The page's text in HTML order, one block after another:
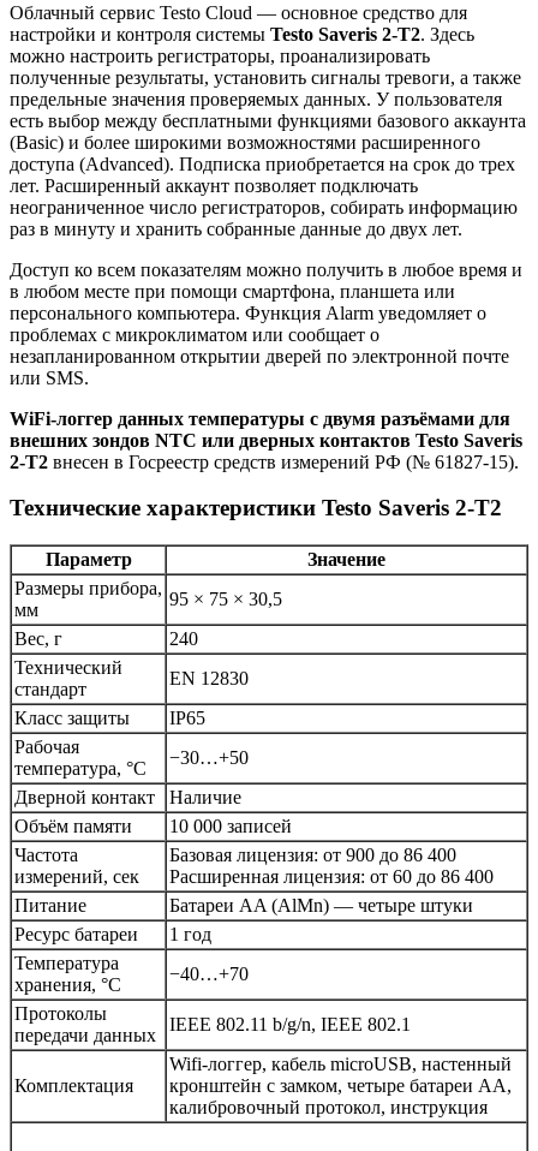
Облачный сервис Testo Cloud — основное средство для
настройки и контроля системы Testo Saveris 2-T2. Здесь
можно настроить регистраторы, проанализировать
полученные результаты, установить сигналы тревоги, а также
предельные значения проверяемых данных. У пользователя
есть выбор между бесплатными функциями базового аккаунта
(Basic) и более широкими возможностями расширенного
доступа (Advanced). Подписка приобретается на срок до трех
лет. Расширенный аккаунт позволяет подключать
неограниченное число регистраторов, собирать информацию
раз в минуту и хранить собранные данные до двух лет.
Доступ ко всем показателям можно получить в любое время и
в любом месте при помощи смартфона, планшета или
персонального компьютера. Функция Alarm уведомляет о
проблемах с микроклиматом или сообщает о
незапланированном открытии дверей по электронной почте
или SMS.
WiFi-логгер данных температуры c двумя разъёмами для
внешних зондов NTC или дверных контактов Testo Saveris
2-T2 внесен в Госреестр средств измерений РФ (№ 61827-15).
Технические характеристики Testo Saveris 2-T2
Параметр
Значение
Размеры прибора,
мм
95 × 75 × 30,5
Вес, г
240
Технический
стандарт
EN 12830
Класс защиты
IP65
Рабочая
температура, °C
−30…+50
Дверной контакт
Наличие
Объём памяти
10 000 записей
Частота
измерений, сек
Базовая лицензия: от 900 до 86 400
Расширенная лицензия: от 60 до 86 400
Питание
Батареи AA (AlMn) — четыре штуки
Ресурс батареи
1 год
Температура
хранения, °C
−40…+70
Протоколы
передачи данных
IEEE 802.11 b/g/n, IEEE 802.1
Комплектация
Wifi-логгер, кабель microUSB, настенный
кронштейн с замком, четыре батареи AA,
калибровочный протокол, инструкция